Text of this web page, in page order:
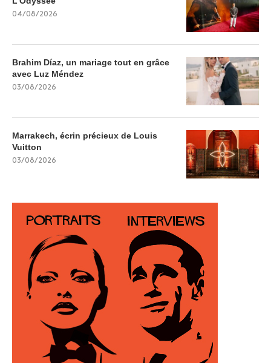
04/08/2026
Brahim Díaz, un mariage tout en grâce
avec Luz Méndez
03/08/2026
Marrakech, écrin précieux de Louis
Vuitton
03/08/2026